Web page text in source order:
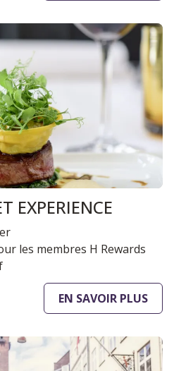
EXPERIENCE
les membres H Rewards
EN SAVOIR PLUS